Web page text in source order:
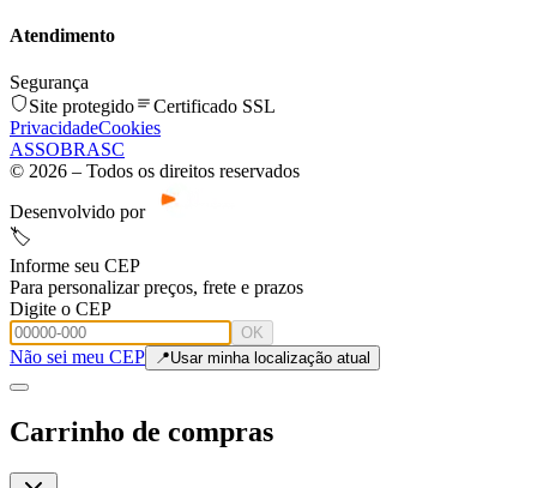
Atendimento
Segurança
Site protegido
Certificado SSL
PrivacidadeCookies
ASSOBRASC
© 2026 – Todos os direitos reservados
Desenvolvido por
🏷️
Informe seu CEP
Para personalizar preços, frete e prazos
Digite o CEP
OK
Não sei meu CEP 📍Usar minha localização atual
Carrinho de compras